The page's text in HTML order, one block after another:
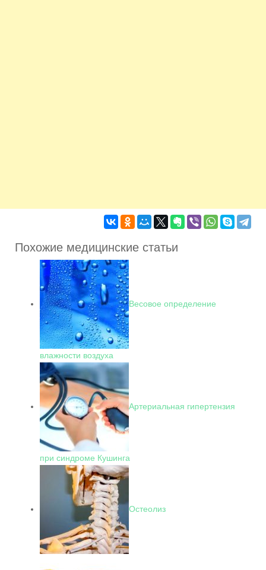
Похожие медицинские статьи
Весовое определение
влажности воздуха
Артериальная гипертензия
при синдроме Кушинга
Остеолиз